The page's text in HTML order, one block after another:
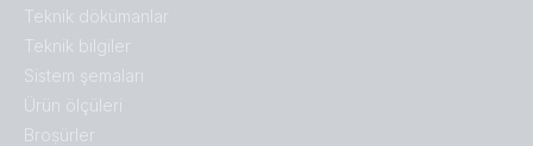
Teknik dökümanlar
Teknik bilgiler
Sistem şemaları
Ürün ölçüleri
Broṣürler